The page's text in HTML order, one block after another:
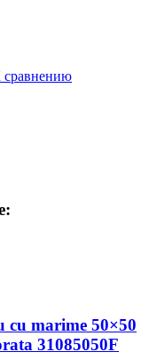
сравнению
marime 50×50
31085050F